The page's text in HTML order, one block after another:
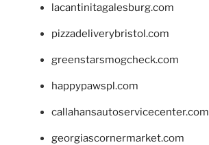
lacantinitagalesburg.com
pizzadeliverybristol.com
greenstarsmogcheck.com
happypawspl.com
callahansautoservicecenter.com
georgiascornermarket.com